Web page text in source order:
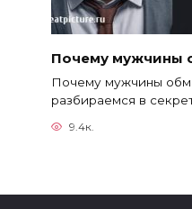
Почему мужчины
Почему мужчины
разбираемся в
9.4к.